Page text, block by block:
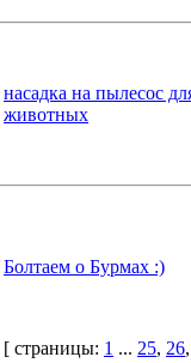
насадка на пылесос
животных
Болтаем о Бурмах :)
[ страницы: 1 ... 25, 26